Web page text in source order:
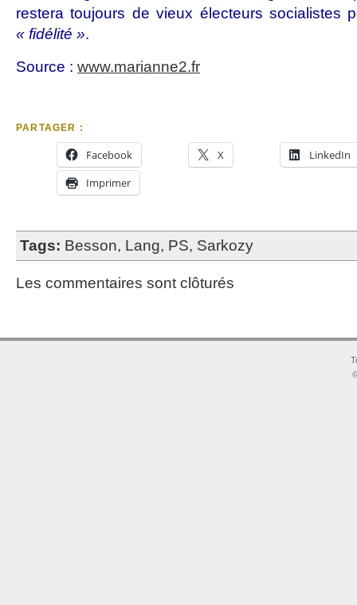
restera toujours de vieux électeurs socialistes
« fidélité ».
Source : www.marianne2.fr
PARTAGER :
Facebook X
LinkedIn
Imprimer
Tags: Besson, Lang, PS, Sarkozy
Les commentaires sont clôturés